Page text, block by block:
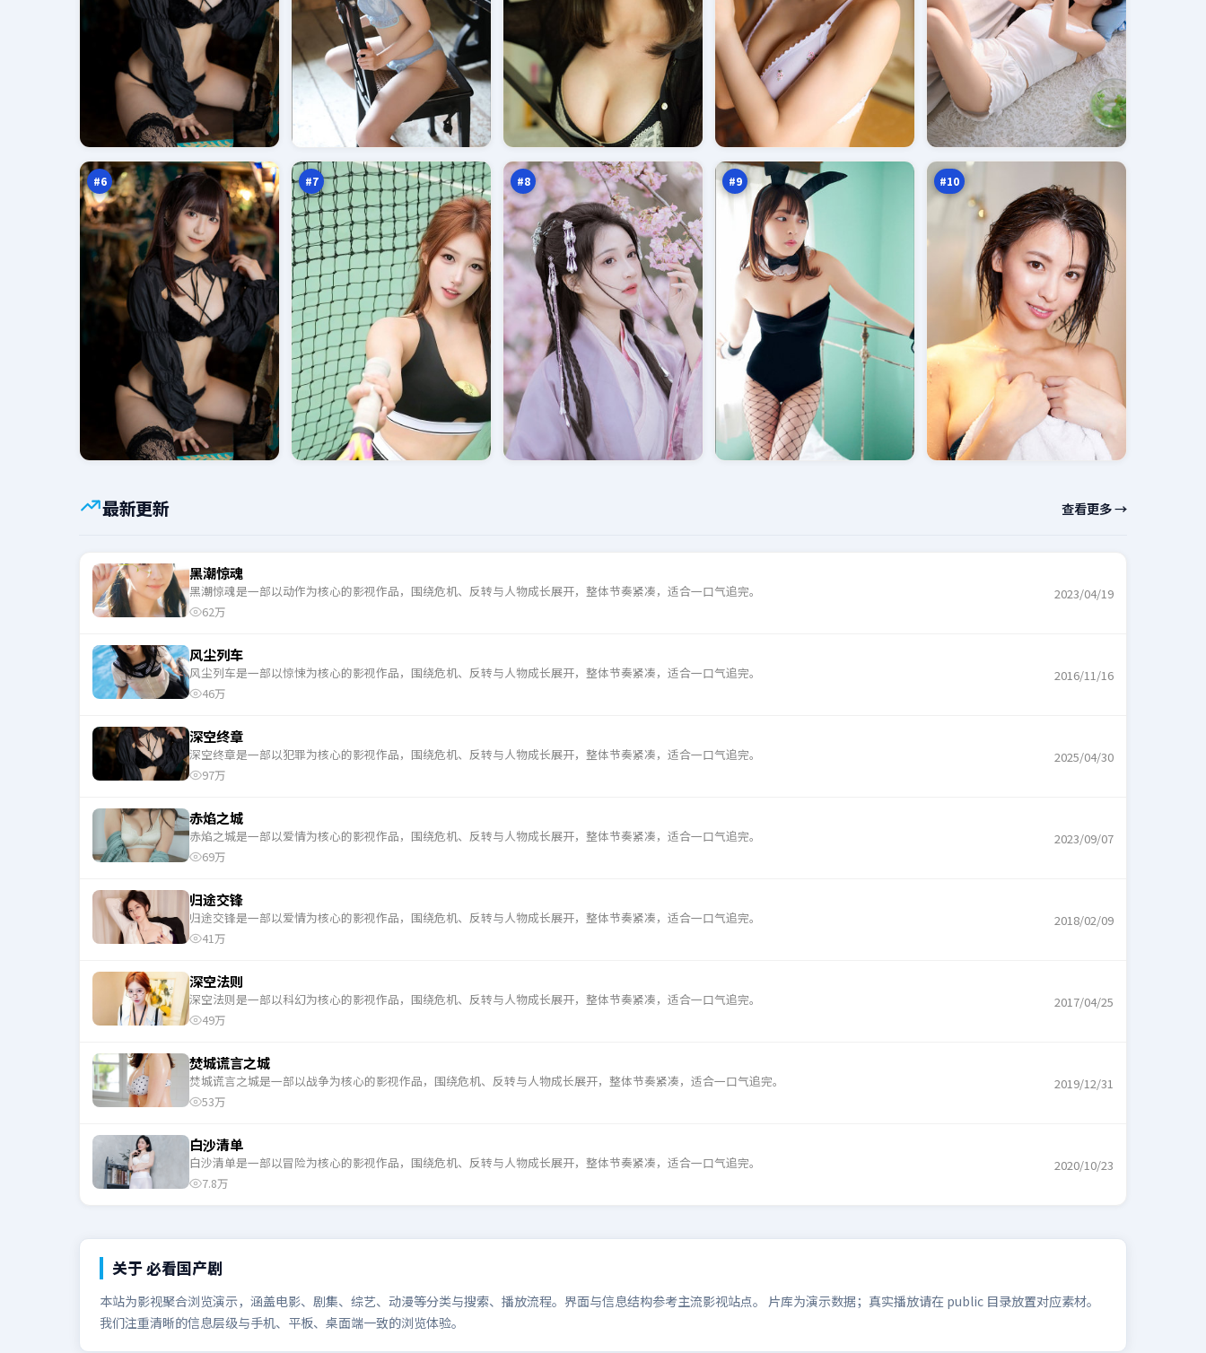
#6
凶万
#7
录
#8
返
点
万
#9
沉
十
字
口
91
万
#10
弧
光
追
凶
90
万
最新更新 查看更多 →
黑潮惊魂
黑潮惊魂是一部以动作为核心的影视作品，围绕危机、反转与人物成长展开，整体节奏紧凑，适合一口气追完。
62万
2023/04/19
风尘列车
风尘列车是一部以惊悚为核心的影视作品，围绕危机、反转与人物成长展开，整体节奏紧凑，适合一口气追完。
46万
2016/11/16
深空终章
深空终章是一部以犯罪为核心的影视作品，围绕危机、反转与人物成长展开，整体节奏紧凑，适合一口气追完。
97万
2025/04/30
赤焰之城
赤焰之城是一部以爱情为核心的影视作品，围绕危机、反转与人物成长展开，整体节奏紧凑，适合一口气追完。
69万
2023/09/07
归途交锋
归途交锋是一部以爱情为核心的影视作品，围绕危机、反转与人物成长展开，整体节奏紧凑，适合一口气追完。
41万
2018/02/09
深空法则
深空法则是一部以科幻为核心的影视作品，围绕危机、反转与人物成长展开，整体节奏紧凑，适合一口气追完。
49万
2017/04/25
焚城谎言之城
焚城谎言之城是一部以战争为核心的影视作品，围绕危机、反转与人物成长展开，整体节奏紧凑，适合一口气追完。
53万
2019/12/31
白沙清单
白沙清单是一部以冒险为核心的影视作品，围绕危机、反转与人物成长展开，整体节奏紧凑，适合一口气追完。
7.8万
2020/10/23
关于必看国产剧
本站为影视聚合浏览演示，涵盖电影、剧集、综艺、动漫等分类与搜索、播放流程。界面与信息结构参考主流影视站点。 片库为演示数据；真实播放请在 public 目录放置对应素材。
我们注重清晰的信息层级与手机、平板、桌面端一致的浏览体验。